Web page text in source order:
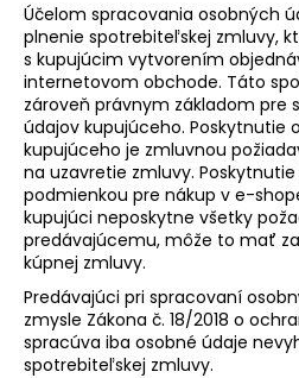
Účelom spracovania osobných
plnenie spotrebiteľskej zmluvy,
s kupujúcim vytvorením
internetovom obchode. Táto
zároveň právnym základom pre
údajov kupujúceho. Poskytnutie
kupujúceho je zmluvnou
na uzavretie zmluvy.
podmienkou pre nákup v e-
kupujúci neposkytne všetky
predávajúcemu, môže to mať
kúpnej zmluvy.
Predávajúci pri spracovaní
zmysle Zákona č. 18/2018 o
spracúva iba osobné údaje
spotrebiteľskej zmluvy.